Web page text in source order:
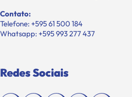
Contato:
Telefone: +595 61 500 184
Whatsapp: +595 993 277 437
Redes Sociais